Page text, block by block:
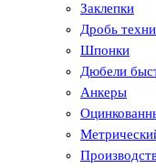
Заклепки
Дробь
Шпонки
Дюбели
Анкеры